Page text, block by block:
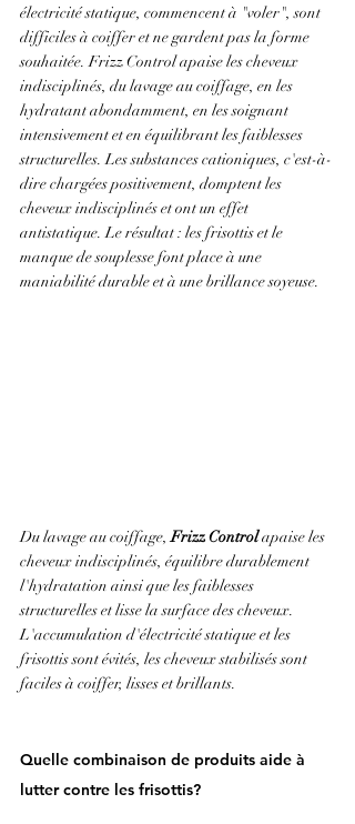
électricité statique, commencent à "voler", sont
difficiles à coiffer et ne gardent pas la forme
souhaitée. Frizz Control apaise les cheveux
indisciplinés, du lavage au coiffage, en les
hydratant abondamment, en les soignant
intensivement et en équilibrant les faiblesses
structurelles. Les substances cationiques, c'est-à-
dire chargées positivement, domptent les
cheveux indisciplinés et ont un effet
antistatique. Le résultat : les frisottis et le
manque de souplesse font place à une
maniabilité durable et à une brillance soyeuse.
Du lavage au coiffage, Frizz Control apaise les
cheveux indisciplinés, équilibre durablement
l'hydratation ainsi que les faiblesses
structurelles et lisse la surface des cheveux.
L'accumulation d'électricité statique et les
frisottis sont évités, les cheveux stabilisés sont
faciles à coiffer, lisses et brillants.
Quelle combinaison de produits aide à
lutter contre les frisottis?